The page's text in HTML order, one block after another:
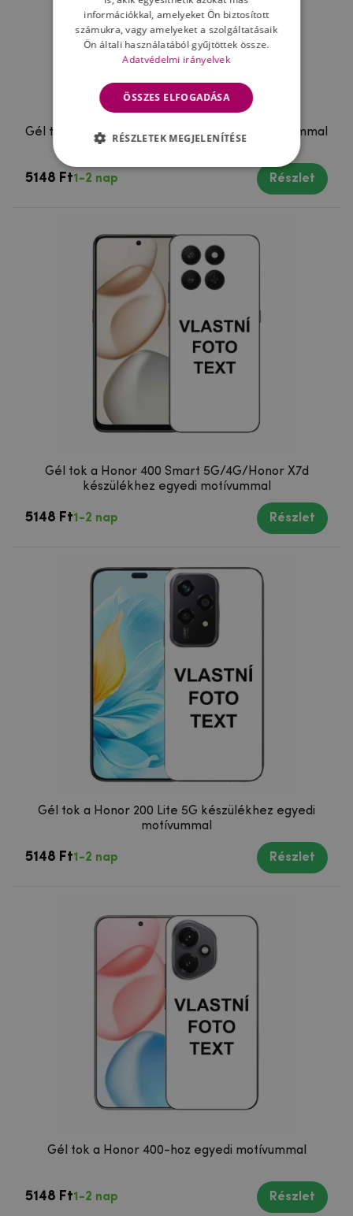
Gél tok a Honor 90 Lite számára egyedi motívummal
5148 Ft1-2 nap Részlet
Gél tok a Honor 400 Smart 5G/4G/Honor X7d
készülékhez egyedi motívummal
5148 Ft1-2 nap Részlet
Gél tok a Honor 200 Lite 5G készülékhez egyedi
motívummal
5148 Ft1-2 nap Részlet
Gél tok a Honor 400-hoz egyedi motívummal
5148 Ft1-2 nap Részlet
információkkal, amelyeket Ön biztosított
számukra, vagy amelyeket a szolgáltatásaik
Ön általi használatából gyűjtöttek össze.
Adatvédelmi irányelvek
ÖSSZES ELFOGADÁSA
RÉSZLETEK MEGJELENÍTÉSE